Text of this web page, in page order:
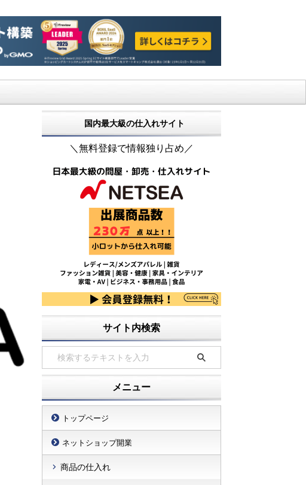
国内最大級の仕入れサイト
＼無料登録で情報独り占め／
サイト内検索
メニュー
トップページ
ネットショップ開業
商品の仕入れ